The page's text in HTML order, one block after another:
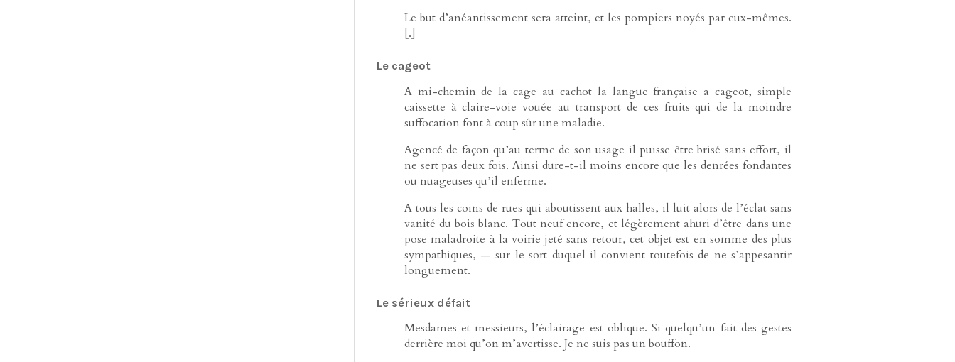
Le but d’anéantissement sera atteint, et les pompiers noyés par eux-mêmes.
[.]
Le cageot
A mi-chemin de la cage au cachot la langue française a cageot, simple
caissette à claire-voie vouée au transport de ces fruits qui de la moindre
suffocation font à coup sûr une maladie.
Agencé de façon qu’au terme de son usage il puisse être brisé sans effort, il
ne sert pas deux fois. Ainsi dure-t-il moins encore que les denrées fondantes
ou nuageuses qu’il enferme.
A tous les coins de rues qui aboutissent aux halles, il luit alors de l’éclat sans
vanité du bois blanc. Tout neuf encore, et légèrement ahuri d’être dans une
pose maladroite à la voirie jeté sans retour, cet objet est en somme des plus
sympathiques, — sur le sort duquel il convient toutefois de ne s’appesantir
longuement.
Le sérieux défait
Mesdames et messieurs, l’éclairage est oblique. Si quelqu’un fait des gestes
derrière moi qu’on m’avertisse. Je ne suis pas un bouffon.